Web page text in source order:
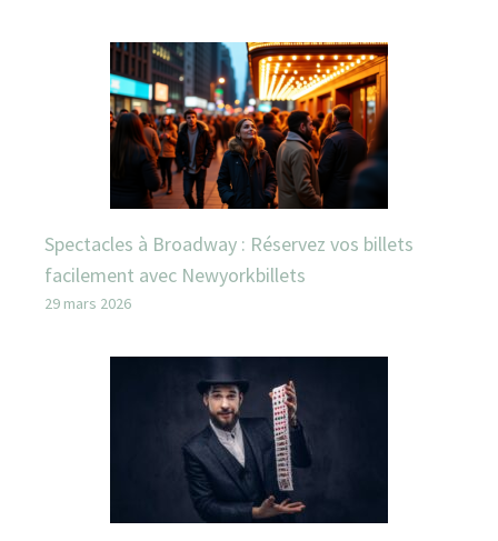
Spectacles à Broadway : Réservez vos billets
facilement avec Newyorkbillets
29 mars 2026